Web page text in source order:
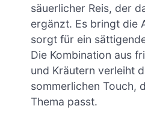
säuerlicher Reis, der
ergänzt. Es bringt die
sorgt für ein
Die Kombination aus
und Kräutern verleiht
sommerlichen Touch,
Thema passt.